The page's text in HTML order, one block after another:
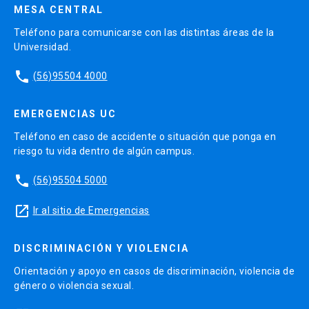
Estrategias Evaluativas:
Controles de lectura individuales (2): 20%
Presentación de casos clínicos grupales (1): 20%
Prueba online individual (selección única) (1): 40%
Curso IV.
Nombre del curso:Tratamiento Nutricional de la
Nombre en inglés:Nutritional Treatment of
Diabetes.
MESA CENTRAL
Teléfono para comunicarse con las distintas áreas de la
Universidad.
phone (56)95504 4000
EMERGENCIAS UC
Teléfono en caso de accidente o situación que ponga en
riesgo tu vida dentro de algún campus.
phone (56)95504 5000
launch Ir al sitio de Emergencias
DISCRIMINACIÓN Y VIOLENCIA
Orientación y apoyo en casos de discriminación, violencia de
género o violencia sexual.